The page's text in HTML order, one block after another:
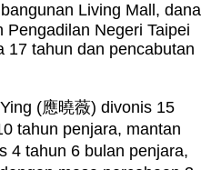
Living Mall, dana
Negeri Taipei
17 tahun dan pencabutan
(應曉薇) divonis 15
tahun penjara, mantan
4 tahun 6 bulan penjara,